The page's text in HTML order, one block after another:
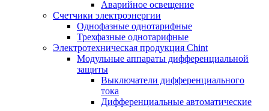
Аварийное освещение
Счетчики электроэнергии
Однофазные однотарифные
Трехфазные однотарифные
Электротехническая продукция Chint
Модульные аппараты дифференциальной
защиты
Выключатели дифференциального
тока
Дифференциальные автоматические